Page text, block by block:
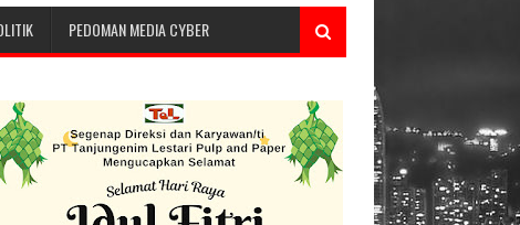
PEDOMAN MEDIA CYBER